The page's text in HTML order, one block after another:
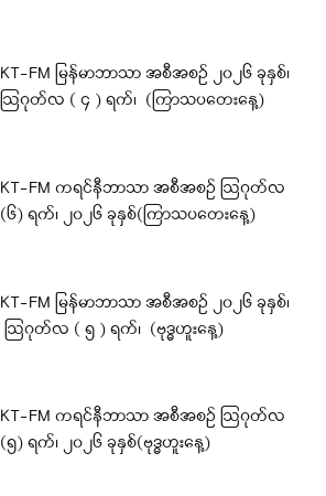
KT-FM မြန်မာဘာသာ အစီအစဉ် ၂၀၂၆ ခုနှစ်၊
ဩဂုတ်လ ( ၄ ) ရက်၊ (ကြာသပတေးနေ့)
KT-FM ကရင်နီဘာသာ အစီအစဉ် ဩဂုတ်လ
(၆) ရက်၊ ၂၀၂၆ ခုနှစ်(ကြာသပတေးနေ့)
KT-FM မြန်မာဘာသာ အစီအစဉ် ၂၀၂၆ ခုနှစ်၊
ဩဂုတ်လ ( ၅ ) ရက်၊ (ဗုဒ္ဓဟူးနေ့)
KT-FM ကရင်နီဘာသာ အစီအစဉ် ဩဂုတ်လ
(၅) ရက်၊ ၂၀၂၆ ခုနှစ်(ဗုဒ္ဓဟူးနေ့)